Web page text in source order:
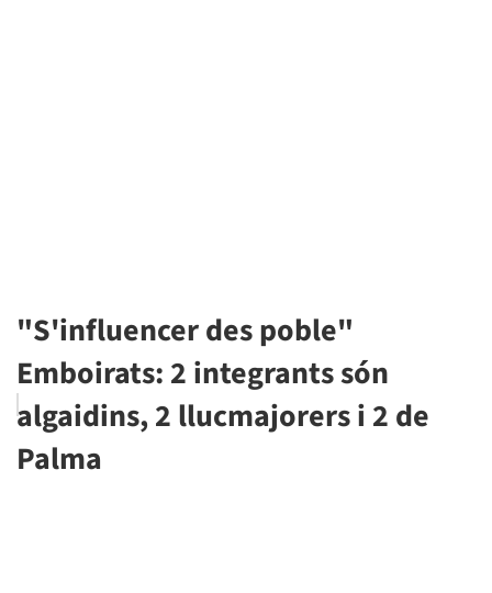
"S'influencer des poble"
Emboirats: 2 integrants són
algaidins, 2 llucmajorers i 2 de
Palma